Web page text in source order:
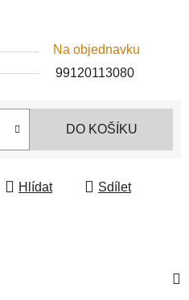
Na objednavku
99120113080
DO KOŠÍKU
Hlídat Sdílet